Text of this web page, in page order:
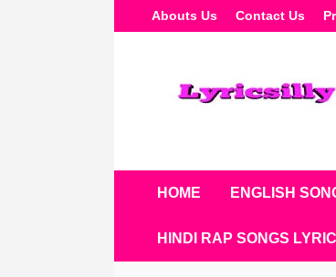
To
Abouts Us Contact Us
HOME ENGLISH
HINDI RAP SONGS